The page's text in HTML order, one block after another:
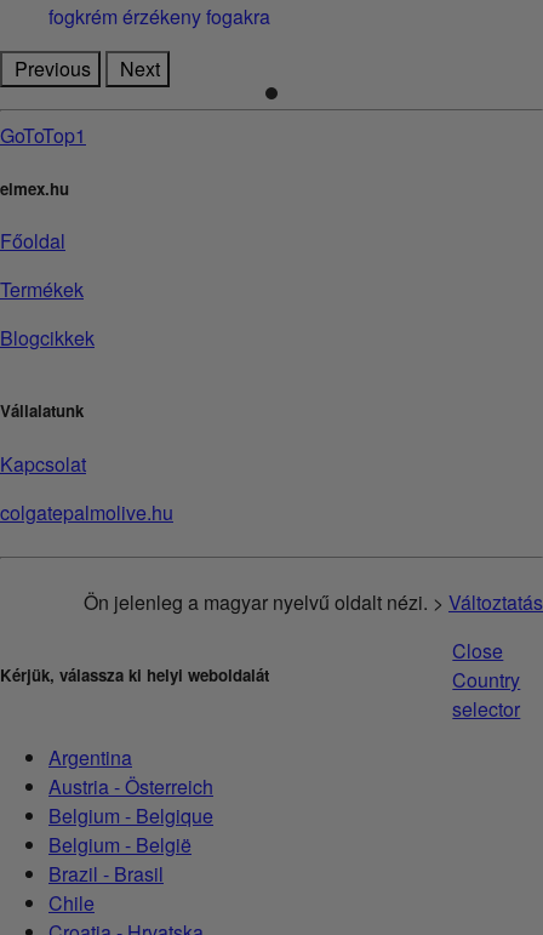
fogkrém érzékeny fogakra
Previous
Next
GoToTop1
elmex.hu
Főoldal
Termékek
Blogcikkek
Vállalatunk
Kapcsolat
colgatepalmolive.hu
Ön jelenleg a magyar nyelvű oldalt nézi. > Változtatás
Kérjük, válassza ki helyi weboldalát
Close
Country
selector
Argentina
Austria - Österreich
Belgium - Belgique
Belgium - België
Brazil - Brasil
Chile